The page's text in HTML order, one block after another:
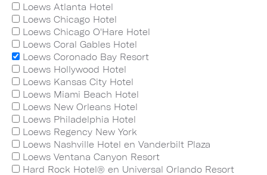
Loews Atlanta Hotel
Loews Chicago Hotel
Loews Chicago O'Hare Hotel
Loews Coral Gables Hotel
Loews Coronado Bay Resort
Loews Hollywood Hotel
Loews Kansas City Hotel
Loews Miami Beach Hotel
Loews New Orleans Hotel
Loews Philadelphia Hotel
Loews Regency New York
Loews Nashville Hotel en Vanderbilt Plaza
Loews Ventana Canyon Resort
Hard Rock Hotel® en Universal Orlando Resort